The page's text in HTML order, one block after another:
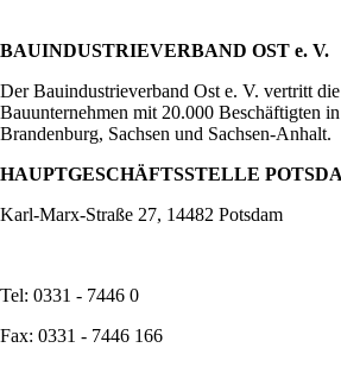
BAUINDUSTRIEVERBAND OST e. V.
Der Bauindustrieverband Ost e. V. vertritt
Bauunternehmen mit 20.000 Beschäftigten
Brandenburg, Sachsen und Sachsen-Anhalt.
HAUPTGESCHÄFTSSTELLE
Karl-Marx-Straße 27, 14482 Potsdam
Tel: 0331 - 7446 0
Fax: 0331 - 7446 166